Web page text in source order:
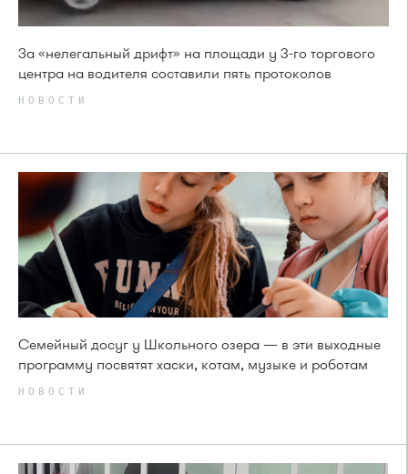
За «нелегальный дрифт» на площади у 3-го торгового
центра на водителя составили пять протоколов
НОВОСТИ
Семейный досуг у Школьного озера — в эти выходные
программу посвятят хаски, котам, музыке и роботам
НОВОСТИ